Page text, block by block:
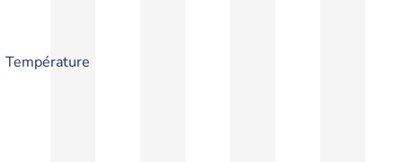
Température